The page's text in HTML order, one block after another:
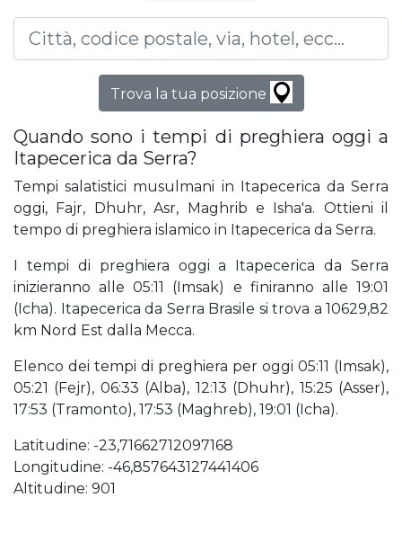
Trova la tua posizione
Quando sono i tempi di preghiera oggi a
Itapecerica da Serra?
Tempi salatistici musulmani in Itapecerica da Serra
oggi, Fajr, Dhuhr, Asr, Maghrib e Isha'a. Ottieni il
tempo di preghiera islamico in Itapecerica da Serra.
I tempi di preghiera oggi a Itapecerica da Serra
inizieranno alle 05:11 (Imsak) e finiranno alle 19:01
(Icha). Itapecerica da Serra Brasile si trova a 10629,82
km Nord Est dalla Mecca.
Elenco dei tempi di preghiera per oggi 05:11 (Imsak),
05:21 (Fejr), 06:33 (Alba), 12:13 (Dhuhr), 15:25 (Asser),
17:53 (Tramonto), 17:53 (Maghreb), 19:01 (Icha).
Latitudine: -23,71662712097168
Longitudine: -46,857643127441406
Altitudine: 901